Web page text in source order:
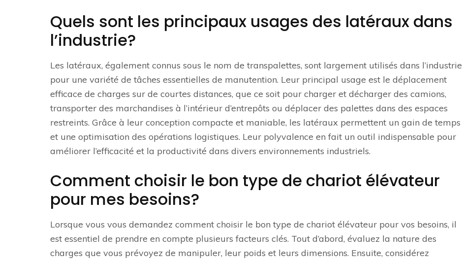
Quels sont les principaux usages des latéraux dans
l’industrie?
Les latéraux, également connus sous le nom de transpalettes, sont largement utilisés dans l’industrie
pour une variété de tâches essentielles de manutention. Leur principal usage est le déplacement
efficace de charges sur de courtes distances, que ce soit pour charger et décharger des camions,
transporter des marchandises à l’intérieur d’entrepôts ou déplacer des palettes dans des espaces
restreints. Grâce à leur conception compacte et maniable, les latéraux permettent un gain de temps
et une optimisation des opérations logistiques. Leur polyvalence en fait un outil indispensable pour
améliorer l’efficacité et la productivité dans divers environnements industriels.
Comment choisir le bon type de chariot élévateur
pour mes besoins?
Lorsque vous vous demandez comment choisir le bon type de chariot élévateur pour vos besoins, il
est essentiel de prendre en compte plusieurs facteurs clés. Tout d’abord, évaluez la nature des
charges que vous prévoyez de manipuler, leur poids et leurs dimensions. Ensuite, considérez